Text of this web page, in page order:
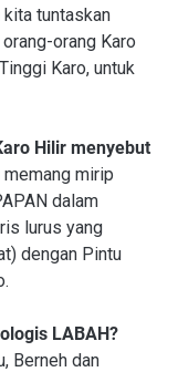
tuntaskan
orang Karo
Karo, untuk
Hilir menyebut
memang mirip
dalam
lurus yang
dengan Pintu
LABAH?
Berneh dan